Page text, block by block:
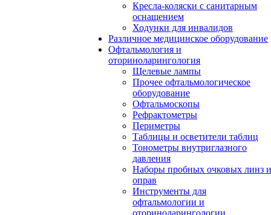
Кресла-коляски с санитарным
оснащением
Ходунки для инвалидов
Различное медицинское оборудование
Офтальмология и
оториноларингология
Щелевые лампы
Прочее офтальмологическое
оборудование
Офтальмоскопы
Рефрактометры
Периметры
Таблицы и осветители таблиц
Тонометры внутриглазного
давления
Наборы пробных очковых линз и
оправ
Инструменты для
офтальмологии и
оториноларингологии